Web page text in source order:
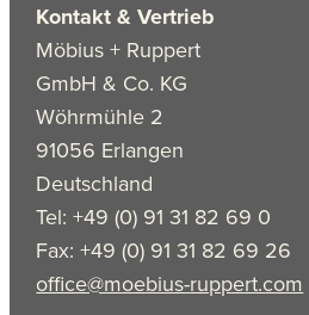
Kontakt & Vertrieb
Möbius + Ruppert
GmbH & Co. KG
Wöhrmühle 2
91056 Erlangen
Deutschland
Tel: +49 (0) 91 31 82 69 0
Fax: +49 (0) 91 31 82 69 26
office@moebius-ruppert.com